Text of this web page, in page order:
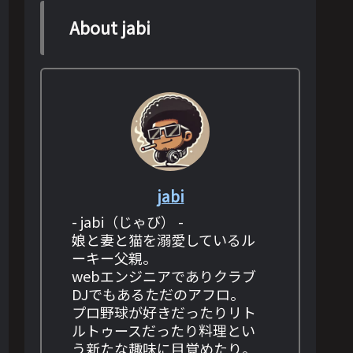
About jabi
jabi
- jabi（じゃび） -
娘と妻と猫を溺愛しているル
ーキー父親。
webエンジニアでありクラブ
DJでもあるただのアフロ。
プロ野球が好きだったりリト
ルトゥースだったり料理とい
う新たな趣味に目覚めたり。